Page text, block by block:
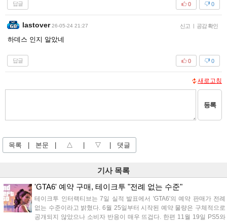
답글 0
0
lastover 26-05-24 21:27 신고 | 공감 확인
하데스 인지 알았네
답글 0
0
새로고침
등록
목록 본문 △ ▽ 댓글
기사 목록
'GTA6' 예약 구매, 테이크투 "전례 없는 수준"
테이크투 인터랙티브는 7일 실적 발표에서 'GTA6'의 예약 판매가 전례
없는 수준이라고 밝혔다. 6월 25일부터 시작된 예약 물량은 구체적으로
공개되지 않았으나 소비자 반응이 매우 뜨겁다. 한편 11월 19일 PS5와